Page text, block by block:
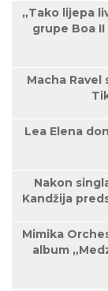
„Tako lijepa
grupe Boa
Macha
Lea Elena
Nakon
Kandžija
Mimika
album